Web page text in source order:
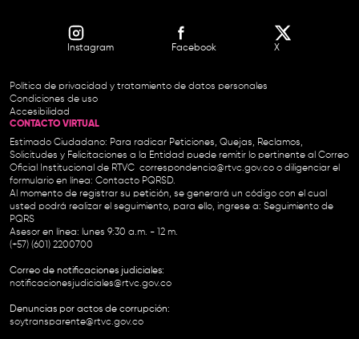
Instagram Facebook X
Política de privacidad y tratamiento de datos personales
Condiciones de uso
Accesibilidad
CONTACTO VIRTUAL
Estimado Ciudadano: Para radicar Peticiones, Quejas, Reclamos,
Solicitudes y Felicitaciones a la Entidad puede remitir lo pertinente al Correo
Oficial Institucional de RTVC correspondencia@rtvc.gov.co o diligenciar el
formulario en línea: Contacto PQRSD.
Al momento de registrar su petición, se generará un código con el cual
usted podrá realizar el seguimiento, para ello, ingrese a: Seguimiento de
PQRS
Asesor en línea: lunes 9:30 a.m. - 12 m.
(+57) (601) 2200700
Correo de notificaciones judiciales:
notificacionesjudiciales@rtvc.gov.co
Denuncias por actos de corrupción:
soytransparente@rtvc.gov.co